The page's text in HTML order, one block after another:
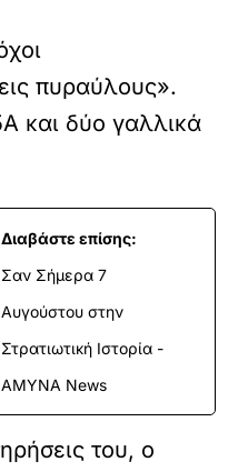
πυραύλους».
και δύο γαλλικά
Διαβάστε επίσης:
Σαν Σήμερα 7
Αυγούστου στην
Στρατιωτική Ιστορία -
ΑΜΥΝΑ News
του, ο